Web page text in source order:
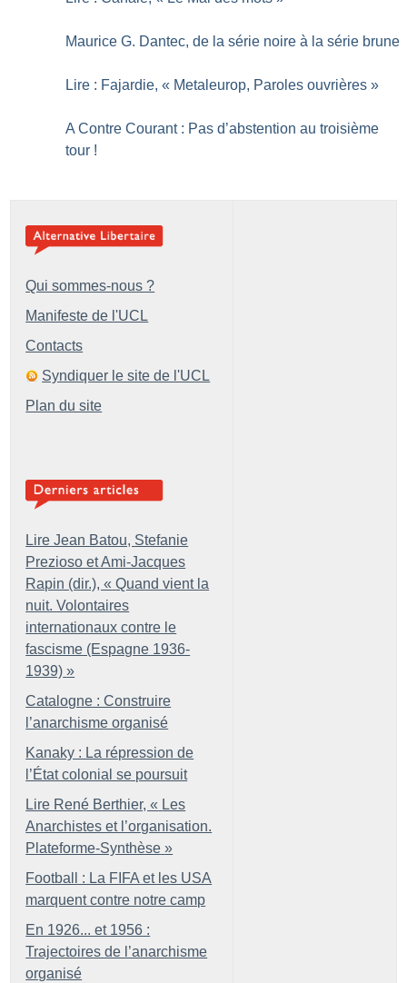
Maurice G. Dantec, de la série noire à la série brune
Lire : Fajardie, « Metaleurop, Paroles ouvrières »
A Contre Courant : Pas d’abstention au troisième
tour !
Qui sommes-nous ?
Manifeste de l'UCL
Contacts
Syndiquer le site de l'UCL
Plan du site
Lire Jean Batou, Stefanie
Prezioso et Ami-Jacques
Rapin (dir.), « Quand vient la
nuit. Volontaires
internationaux contre le
fascisme (Espagne 1936-
1939) »
Catalogne : Construire
l’anarchisme organisé
Kanaky : La répression de
l’État colonial se poursuit
Lire René Berthier, « Les
Anarchistes et l’organisation.
Plateforme-Synthèse »
Football : La FIFA et les USA
marquent contre notre camp
En 1926... et 1956 :
Trajectoires de l’anarchisme
organisé